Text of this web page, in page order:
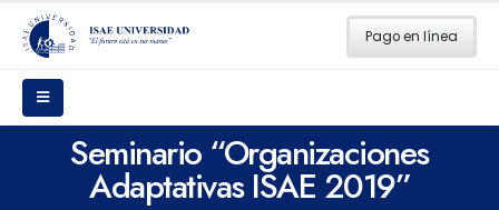
Pago en línea
Seminario “Organizaciones
Adaptativas ISAE 2019”